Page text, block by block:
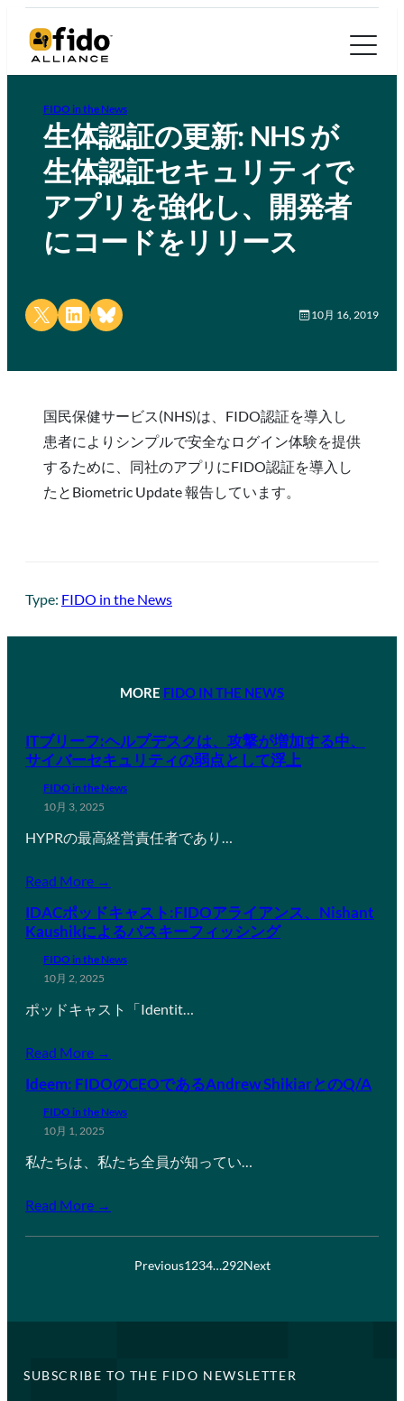
FIDO in the News
生体認証の更新: NHS が
生体認証セキュリティで
アプリを強化し、開発者
にコードをリリース
Share on X Share on LinkedIn
Share on Bluesky 10月 16, 2019
国民保健サービス(NHS)は、FIDO認証を導入し
患者によりシンプルで安全なログイン体験を提供
するために、同社のアプリにFIDO認証を導入し
たとBiometric Update 報告しています。
Type: FIDO in the News
MORE FIDO IN THE NEWS
ITブリーフ:ヘルプデスクは、攻撃が増加する中、
サイバーセキュリティの弱点として浮上
FIDO in the News
10月 3, 2025
HYPRの最高経営責任者であり…
Read More →
IDACポッドキャスト:FIDOアライアンス、Nishant
Kaushikによるパスキーフィッシング
FIDO in the News
10月 2, 2025
ポッドキャスト「Identit…
Read More →
Ideem: FIDOのCEOであるAndrew ShikiarとのQ/A
FIDO in the News
10月 1, 2025
私たちは、私たち全員が知ってい…
Read More →
Previous1234…292Next
SUBSCRIBE TO THE FIDO NEWSLETTER